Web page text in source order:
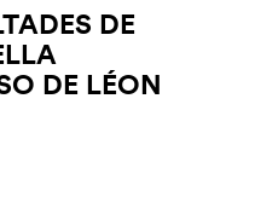
DE
DE LÉON